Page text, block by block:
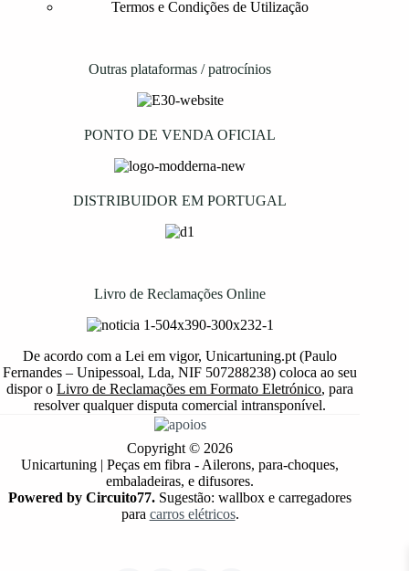
Termos e Condições de Utilização
Outras plataformas / patrocínios
PONTO DE VENDA OFICIAL
DISTRIBUIDOR EM PORTUGAL
Livro de Reclamações Online
De acordo com a Lei em vigor, Unicartuning.pt (Paulo
Fernandes – Unipessoal, Lda, NIF 507288238) coloca ao seu
dispor oLivro de Reclamações em Formato Eletrónico, para
resolver qualquer disputa comercial intransponível.
Copyright © 2026
Unicartuning | Peças em fibra - Ailerons, para-choques,
embaladeiras, e difusores.
Powered by Circuito77. Sugestão: wallbox e carregadores
para carros elétricos.